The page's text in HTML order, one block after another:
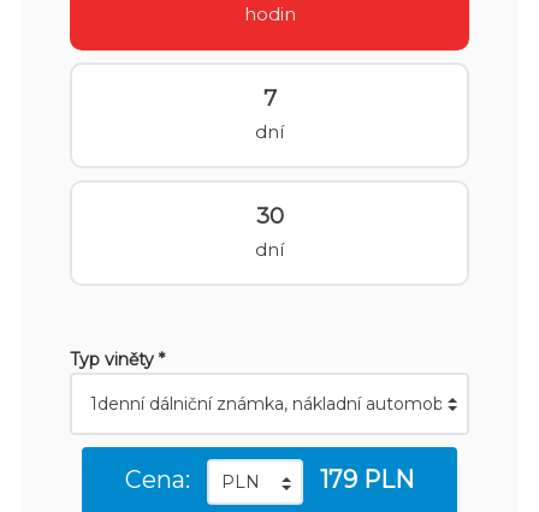
hodin
7
dní
30
dní
Typ viněty *
Cena: 179 PLN